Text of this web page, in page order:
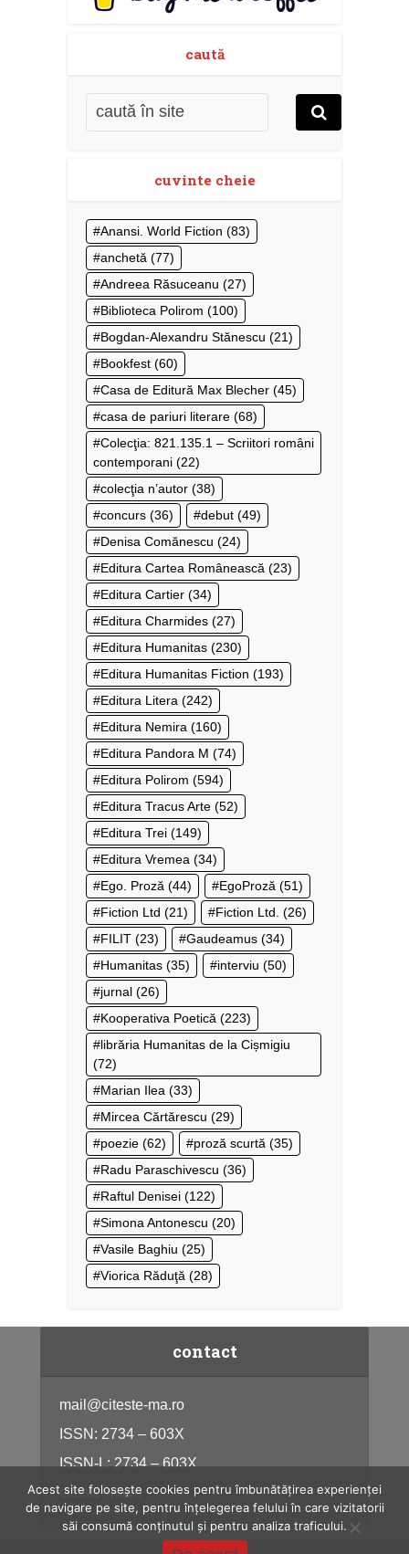
caută
cuvinte cheie
Anansi. World Fiction (83)
anchetă (77)
Andreea Răsuceanu (27)
Biblioteca Polirom (100)
Bogdan-Alexandru Stănescu (21)
Bookfest (60)
Casa de Editură Max Blecher (45)
casa de pariuri literare (68)
Colecţia: 821.135.1 – Scriitori români
contemporani (22)
colecţia n’autor (38)
concurs (36) debut (49)
Denisa Comănescu (24)
Editura Cartea Românească (23)
Editura Cartier (34)
Editura Charmides (27)
Editura Humanitas (230)
Editura Humanitas Fiction (193)
Editura Litera (242)
Editura Nemira (160)
Editura Pandora M (74)
Editura Polirom (594)
Editura Tracus Arte (52)
Editura Trei (149)
Editura Vremea (34)
Ego. Proză (44) EgoProză (51)
Fiction Ltd (21) Fiction Ltd. (26)
FILIT (23) Gaudeamus (34)
Humanitas (35) interviu (50)
jurnal (26)
Kooperativa Poetică (223)
librăria Humanitas de la Cișmigiu
(72)
Marian Ilea (33)
Mircea Cărtărescu (29)
poezie (62) proză scurtă (35)
Radu Paraschivescu (36)
Raftul Denisei (122)
Simona Antonescu (20)
Vasile Baghiu (25)
Viorica Răduţă (28)
contact
mail@citeste-ma.ro
ISSN: 2734 – 603X
ISSN-L: 2734 – 603X
citeste-ma.ro
Acest site folosește cookies pentru îmbunătățirea experienței
de navigare pe site, pentru înțelegerea felului în care vizitatorii
săi consumă conținutul și pentru analiza traficului.